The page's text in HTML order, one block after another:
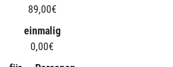
89,00€
einmalig
0,00€